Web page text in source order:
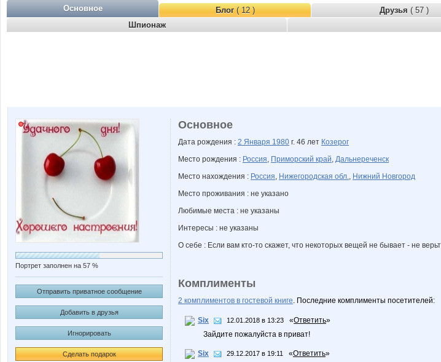
Основное Блог( 12 ) Друзья ( 57 )
Шпионаж
Портрет заполнен на 57 %
Отправить приватное сообщение
Добавить в друзья
Игнорировать
Сделать подарок
Основное
Дата рождения : 2 Января 1980 г. 46 лет Козерог
Место рождения : Россия, Приморский край, Дальнереченск
Место нахождения : Россия, Нижегородская обл., Нижний Новгород
Место проживания : не указано
Любимые места : не указаны
Интересы : не указаны
О себе : Если вам кто-то скажет, что некоторых вещей не бывает - не
Комплименты
2 комплиментов в гостевой книге. Последние комплименты посетителей:
Six 12.01.2018 в 13:23 «Ответить»
Зайдите пожалуйста в приват!
Six 29.12.2017 в 19:11 «Ответить»